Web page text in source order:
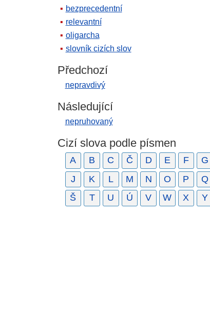
bezprecedentní
relevantní
oligarcha
slovník cizích slov
Předchozí
nepravdivý
Následující
nepruhovaný
Cizí slova podle písmen
A B C Č D E F G
J
K L M N O P Q
Š
T U Ú V W X Y